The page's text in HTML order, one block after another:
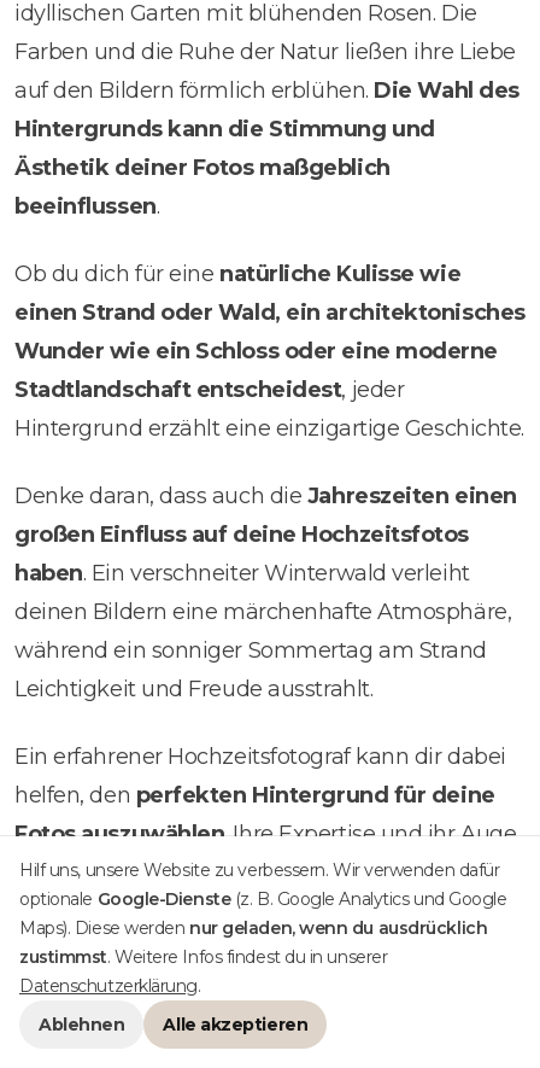
idyllischen Garten mit blühenden Rosen. Die
Farben und die Ruhe der Natur ließen ihre Liebe
auf den Bildern förmlich erblühen. Die Wahl des
Hintergrunds kann die Stimmung und
Ästhetik deiner Fotos maßgeblich
beeinflussen.
Ob du dich für eine natürliche Kulisse wie
einen Strand oder Wald, ein architektonisches
Wunder wie ein Schloss oder eine moderne
Stadtlandschaft entscheidest, jeder
Hintergrund erzählt eine einzigartige Geschichte.
Denke daran, dass auch die Jahreszeiten einen
großen Einfluss auf deine Hochzeitsfotos
haben. Ein verschneiter Winterwald verleiht
deinen Bildern eine märchenhafte Atmosphäre,
während ein sonniger Sommertag am Strand
Leichtigkeit und Freude ausstrahlt.
Ein erfahrener Hochzeitsfotograf kann dir dabei
helfen, den perfekten Hintergrund für deine
Fotos auszuwählen. Ihre Expertise und ihr Auge
für Details können sicherstellen, dass deine
Bilder nicht nur schön, sondern auch
aussagekräftig sind.
Insgesamt solltest du bedenken, dass der
Hintergrund nicht nur eine Kulisse ist, sondern
Hilf uns, unsere Website zu verbessern. Wir verwenden dafür
optionale Google-Dienste(z. B. Google Analytics und Google
Maps). Diese werden nur geladen, wenn du ausdrücklich
zustimmst. Weitere Infos findest du in unserer
Datenschutzerklärung.
Ablehnen
Alle akzeptieren